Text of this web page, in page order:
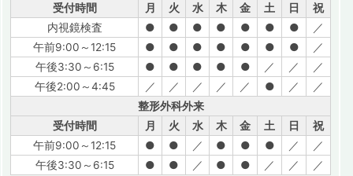
受付時間
月 火 水 木 金 土 日
祝
内視鏡検査
● ● ● ● ● ● ●
／
午前9:00～12:15
● ● ● ● ● ● ●
／
午後3:30～6:15
● ● ● ● ● ／ ／
／
午後2:00～4:45
／ ／ ／ ／ ／ ● ／
／
整形外科外来
受付時間
月 火 水 木 金 土 日
祝
午前9:00～12:15
● ● ／ ● ● ● ／
／
午後3:30～6:15
● ● ／ ● ● ／ ／ ／